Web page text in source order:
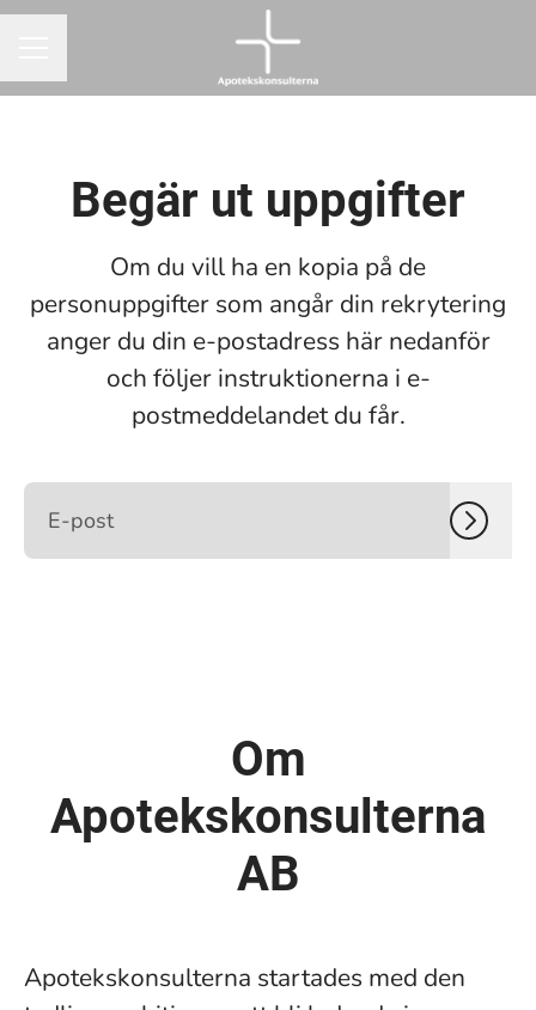
Begär ut uppgifter
Om du vill ha en kopia på de
personuppgifter som angår din rekrytering
anger du din e-postadress här nedanför
och följer instruktionerna i e-
postmeddelandet du får.
Om
Apotekskonsulterna
AB
Apotekskonsulterna startades med den